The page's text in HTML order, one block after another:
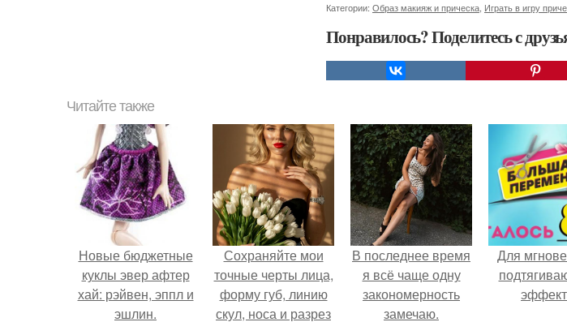
Категории: Образ макияж и прическа Играть в игру
Понравилось? Поделитесь с
Читайте также
Новые бюджетные
куклы эвер афтер
хай: рэйвен, эппл и
эшлин.
Сохраняйте мои
точные черты лица,
форму губ, линию
скул, носа и разрез
В последнее время
я всё чаще одну
закономерность
замечаю.
Для